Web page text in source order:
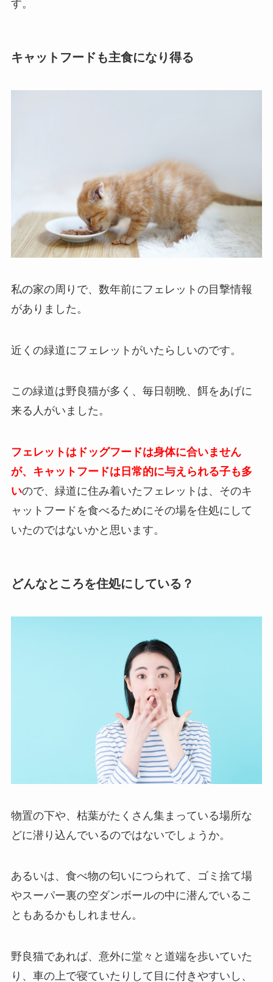
す。
キャットフードも主食になり得る
私の家の周りで、数年前にフェレットの目撃情報
がありました。
近くの緑道にフェレットがいたらしいのです。
この緑道は野良猫が多く、毎日朝晩、餌をあげに
来る人がいました。
フェレットはドッグフードは身体に合いません
が、キャットフードは日常的に与えられる子も多
いので、緑道に住み着いたフェレットは、そのキ
ャットフードを食べるためにその場を住処にして
いたのではないかと思います。
どんなところを住処にしている？
物置の下や、枯葉がたくさん集まっている場所な
どに潜り込んでいるのではないでしょうか。
あるいは、食べ物の匂いにつられて、ゴミ捨て場
やスーパー裏の空ダンボールの中に潜んでいるこ
ともあるかもしれません。
野良猫であれば、意外に堂々と道端を歩いていた
り、車の上で寝ていたりして目に付きやすいし、